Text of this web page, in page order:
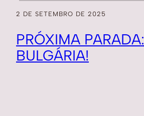
2 DE SETEMBRO DE 2025
PRÓXIMA PARADA:
BULGÁRIA!